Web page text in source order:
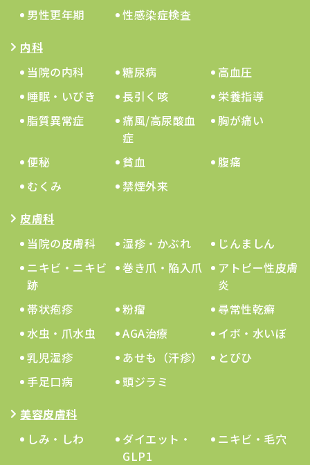
男性更年期
性感染症検査
内科
当院の内科
糖尿病
高血圧
睡眠・いびき
長引く咳
栄養指導
脂質異常症
痛風/高尿酸血
症
胸が痛い
便秘 貧血
腹痛
むくみ
禁煙外来
皮膚科
当院の皮膚科
湿疹・かぶれ
じんましん
ニキビ・ニキビ
跡
巻き爪・陥入爪
アトピー性皮膚
炎
帯状疱疹
粉瘤
尋常性乾癬
水虫・爪水虫
AGA治療
イボ・水いぼ
乳児湿疹
あせも（汗疹）
とびひ
手足口病
頭ジラミ
美容皮膚科
しみ・しわ
ダイエット・
GLP1
ニキビ・毛穴